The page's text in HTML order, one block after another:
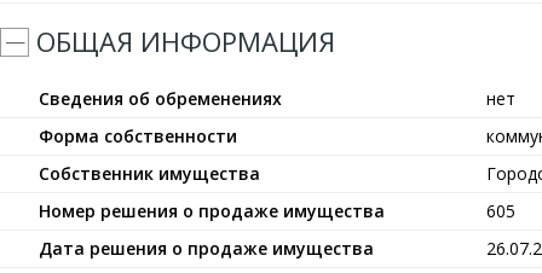
ОБЩАЯ ИНФОРМАЦИЯ
Сведения об обременениях
нет
Форма собственности
Собственник имущества
Номер решения о продаже имущества
605
Дата решения о продаже имущества